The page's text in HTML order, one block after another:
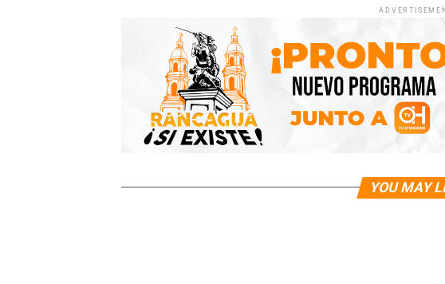
YOU MAY